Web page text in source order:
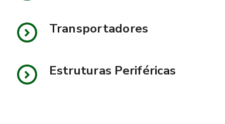
Transportadores
Estruturas Periféricas